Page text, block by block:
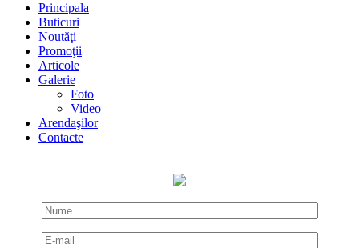
Principala
Buticuri
Noutăţi
Promoţii
Articole
Galerie
Foto
Video
Arendaşilor
Contacte